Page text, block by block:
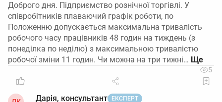
Доброго дня. Підприємство рознічної торгівлі. У
співробітників плаваючий графік роботи, по
Положенню допускається максимальна тривалість
робочого часу працівників 48 годин на тиждень (з
понеділка по неділю) з максимальною тривалістю
робочої зміни 11 годин. Чи можна на три тижні…
5
Дарія, консультант ЕКСПЕРТ